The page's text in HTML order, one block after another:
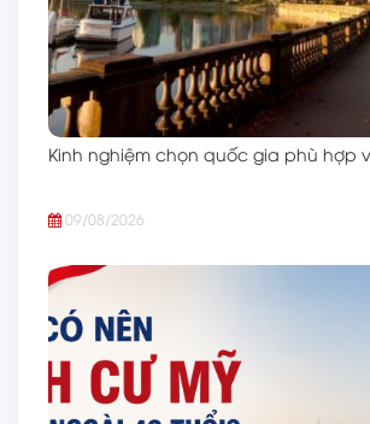
Kinh nghiệm chọn quốc gia phù hợp
09/08/2026